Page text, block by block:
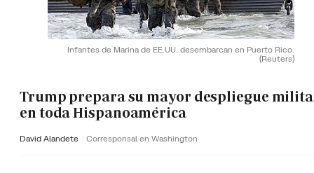
Infantes de Marina de EE.UU. desembarcan en Puerto Rico.
(Reuters)
Trump prepara su mayor despliegue
en toda Hispanoamérica
David Alandete Corresponsal en Washington